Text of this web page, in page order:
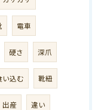
電車
硬さ 深爪
い込む 靴紐
出産 違い